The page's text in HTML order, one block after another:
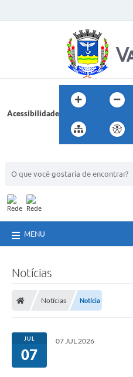
Acessibilidade
MENU
Notícias
Notícias Notícia
JUL
07
07 JUL 2026